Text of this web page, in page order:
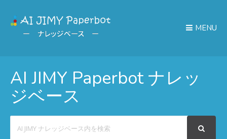
MENU
AI JIMY Paperbot ナレッ
ジベース
For